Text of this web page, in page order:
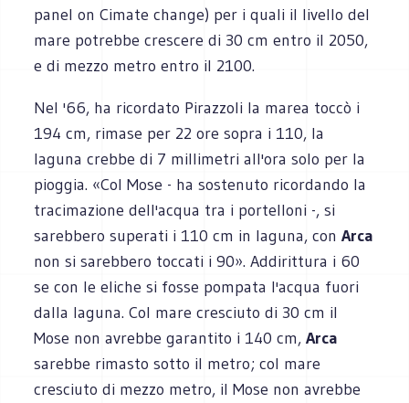
panel on Cimate change) per i quali il livello del
mare potrebbe crescere di 30 cm entro il 2050,
e di mezzo metro entro il 2100.
Nel '66, ha ricordato Pirazzoli la marea toccò i
194 cm, rimase per 22 ore sopra i 110, la
laguna crebbe di 7 millimetri all'ora solo per la
pioggia. «Col Mose - ha sostenuto ricordando la
tracimazione dell'acqua tra i portelloni -, si
sarebbero superati i 110 cm in laguna, conArca
non si sarebbero toccati i 90». Addirittura i 60
se con le eliche si fosse pompata l'acqua fuori
dalla laguna. Col mare cresciuto di 30 cm il
Mose non avrebbe garantito i 140 cm,Arca
sarebbe rimasto sotto il metro; col mare
cresciuto di mezzo metro, il Mose non avrebbe